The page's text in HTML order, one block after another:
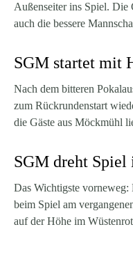
Außenseiter ins Spiel. Die
auch die bessere
SGM startet mit
Nach dem bitteren
zum Rückrundenstart
die Gäste aus Möckmühl
SGM dreht Spiel
Das Wichtigste vorneweg:
beim Spiel am
auf der Höhe im